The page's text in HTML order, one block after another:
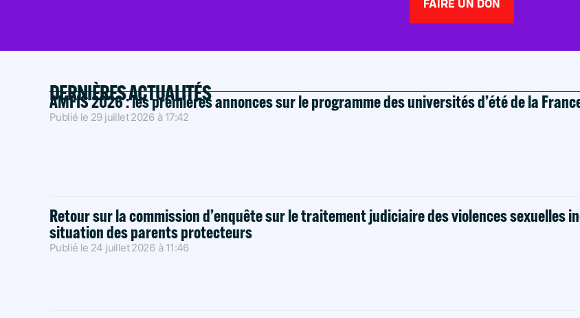
FAIRE UN DON
DERNIÈRES ACTUALITÉS
AMFIS 2026 : les premières annonces sur le programme des universités d’été de la
Publié le 29 juillet 2026 à 17:42
Retour sur la commission d’enquête sur le traitement judiciaire des violences sexuelles
situation des parents protecteurs
Publié le 24 juillet 2026 à 11:46